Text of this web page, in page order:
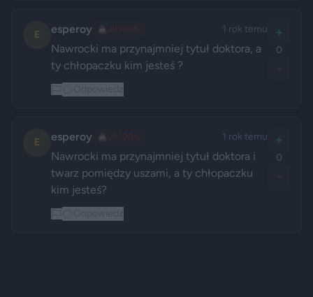
E esperoy 💩 JP 100% 1 rok temu
Nawrocki ma przynajmniej tytuł doktora, a
ty chłopaczku kim jesteś ?
+
0
-
E esperoy 💩 JP 100% 1 rok temu
Nawrocki ma przynajmniej tytuł doktora i
twarz pomiędzy uszami, a ty chłopaczku
kim jesteś?
+
0
-